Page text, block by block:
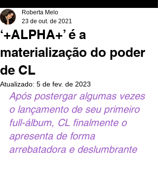
‘+ALPHA+’ é a
materialização do poder
de CL
Roberta Melo
23 de out. de 2021
Atualizado: 5 de fev. de 2023
Após postergar algumas vezes
o lançamento de seu primeiro
full-álbum, CL finalmente o
apresenta de forma
arrebatadora e deslumbrante